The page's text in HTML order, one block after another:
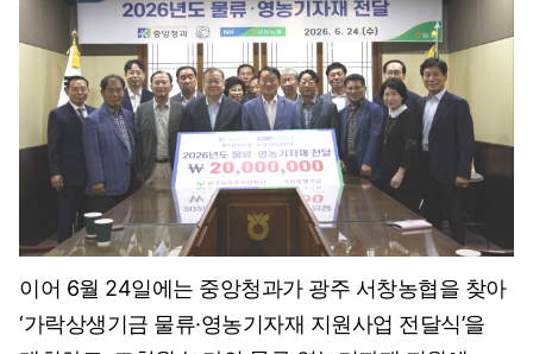
이어 6월 24일에는 중앙청과가 광주 서창농협을 찾아
‘가락상생기금 물류·영농기자재 지원사업 전달식’을